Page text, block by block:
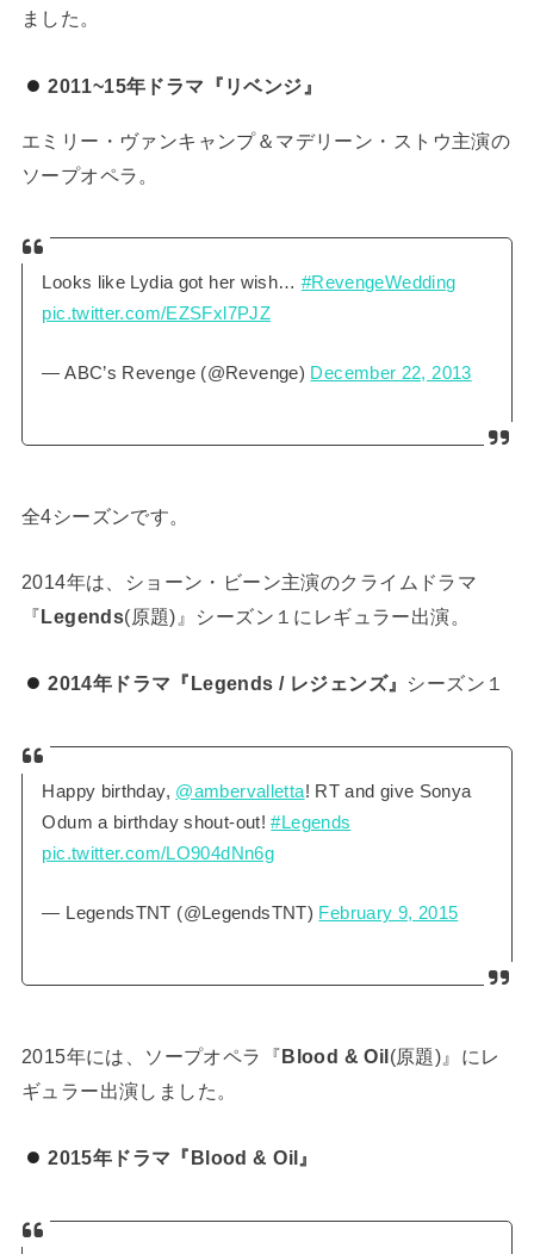
ました。
2011~15年ドラマ『リベンジ』
エミリー・ヴァンキャンプ＆マデリーン・ストウ主演の
ソープオペラ。
Looks like Lydia got her wish… #RevengeWedding
pic.twitter.com/EZSFxl7PJZ
— ABC’s Revenge (@Revenge) December 22, 2013
全4シーズンです。
2014年は、ショーン・ビーン主演のクライムドラマ
『Legends(原題)』シーズン１にレギュラー出演。
2014年ドラマ『Legends / レジェンズ』 シーズン１
Happy birthday, @ambervalletta! RT and give Sonya
Odum a birthday shout-out!#Legends
pic.twitter.com/LO904dNn6g
— LegendsTNT (@LegendsTNT) February 9, 2015
2015年には、ソープオペラ『Blood & Oil(原題)』にレ
ギュラー出演しました。
2015年ドラマ『Blood & Oil』